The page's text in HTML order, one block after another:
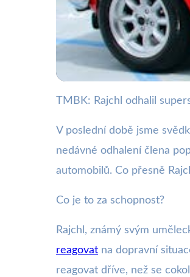
webya.cz
Rajchl z
11. 7. 2025· 3 min čtení · Autor:
TMBK: Rajchl odhalil
V poslední době jsme
nedávné odhalení člena
automobilů. Co přesně
Co je to za schopnost?
Rajchl, známý svým
reagovat na dopravní
reagovat dříve, než se